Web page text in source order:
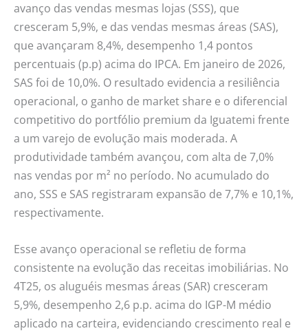
avanço das vendas mesmas lojas (SSS), que
cresceram 5,9%, e das vendas mesmas áreas (SAS),
que avançaram 8,4%, desempenho 1,4 pontos
percentuais (p.p) acima do IPCA. Em janeiro de 2026,
SAS foi de 10,0%. O resultado evidencia a resiliência
operacional, o ganho de market share e o diferencial
competitivo do portfólio premium da Iguatemi frente
a um varejo de evolução mais moderada. A
produtividade também avançou, com alta de 7,0%
nas vendas por m² no período. No acumulado do
ano, SSS e SAS registraram expansão de 7,7% e 10,1%,
respectivamente.
Esse avanço operacional se refletiu de forma
consistente na evolução das receitas imobiliárias. No
4T25, os aluguéis mesmas áreas (SAR) cresceram
5,9%, desempenho 2,6 p.p. acima do IGP-M médio
aplicado na carteira, evidenciando crescimento real e